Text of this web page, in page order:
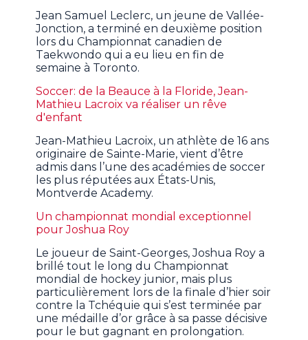
Jean Samuel Leclerc, un jeune de Vallée-
Jonction, a terminé en deuxième position
lors du Championnat canadien de
Taekwondo qui a eu lieu en fin de
semaine à Toronto.
Soccer: de la Beauce à la Floride, Jean-
Mathieu Lacroix va réaliser un rêve
d'enfant
Jean-Mathieu Lacroix, un athlète de 16 ans
originaire de Sainte-Marie, vient d’être
admis dans l’une des académies de soccer
les plus réputées aux États-Unis,
Montverde Academy.
Un championnat mondial exceptionnel
pour Joshua Roy
Le joueur de Saint-Georges, Joshua Roy a
brillé tout le long du Championnat
mondial de hockey junior, mais plus
particulièrement lors de la finale d’hier soir
contre la Tchéquie qui s’est terminée par
une médaille d’or grâce à sa passe décisive
pour le but gagnant en prolongation.